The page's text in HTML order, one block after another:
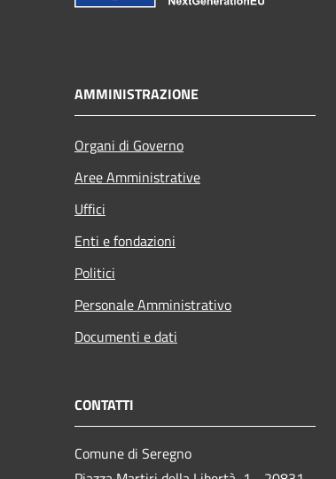
AMMINISTRAZIONE
Organi di Governo
Aree Amministrative
Uffici
Enti e fondazioni
Politici
Personale Amministrativo
Documenti e dati
CONTATTI
Comune di Seregno